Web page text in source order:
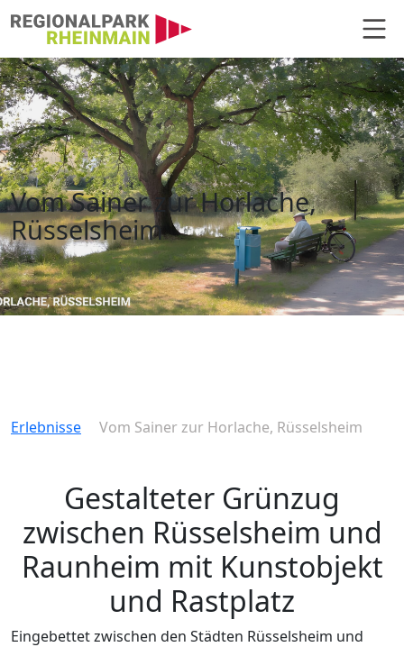
Vom Sainer zur Horlache,
Hauptnavigation
Vom Sainer zur Horlache,
Rüsselsheim
Erlebnisse Vom Sainer zur Horlache, Rüsselsheim
Gestalteter Grünzug
zwischen Rüsselsheim und
Raunheim mit Kunstobjekt
und Rastplatz
Eingebettet zwischen den Städten Rüsselsheim und